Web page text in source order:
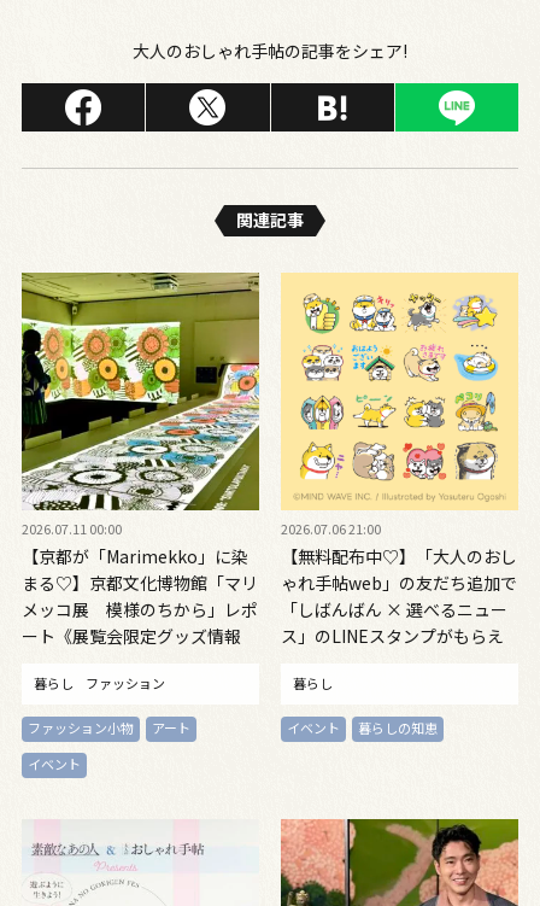
大人のおしゃれ手帖の記事をシェア!
関連記事
2026.07.11 00:00
【京都が「Marimekko」に染
まる♡】京都文化博物館「マリ
メッコ展 模様のちから」レポ
ート《展覧会限定グッズ情報
暮らし ファッション
ファッション小物
アート
イベント
2026.07.06 21:00
【無料配布中♡】「大人のおし
ゃれ手帖web」の友だち追加で
「しばんばん × 選べるニュー
ス」のLINEスタンプがもらえ
暮らし
イベント 暮らしの知恵